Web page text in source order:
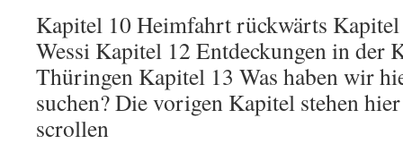
Kapitel 10 Heimfahrt rückwärts Kapitel
Wessi Kapitel 12 Entdeckungen in der
Thüringen Kapitel 13 Was haben wir
suchen? Die vorigen Kapitel stehen
scrollen